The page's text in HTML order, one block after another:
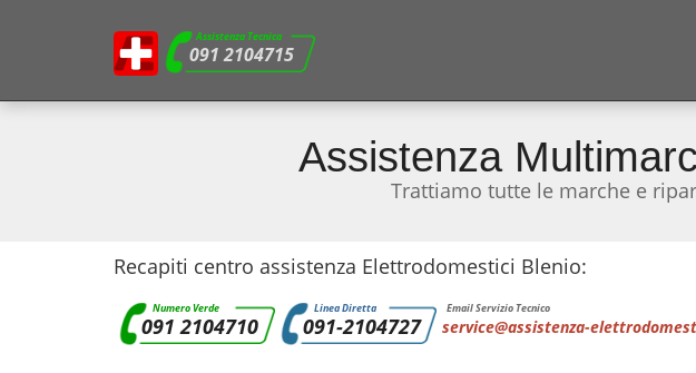
Assistenza Tecnica
091 2104715
Assistenza
Trattiamo tutte le marche e
Recapiti centro assistenza Elettrodomestici Blenio:
Numero Verde
091 2104710
Linea Diretta
091-2104727
Email Servizio Tecnico
service@assistenza-